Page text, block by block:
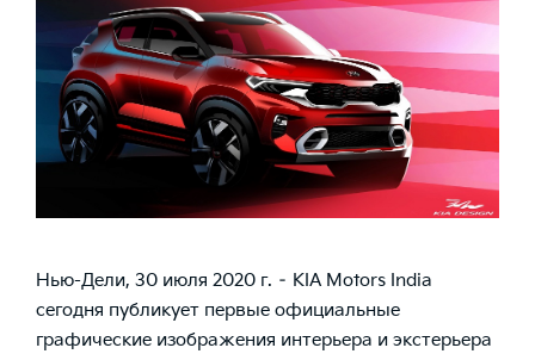
Нью-Дели, 30 июля 2020 г. – KIA Motors India
сегодня публикует первые официальные
графические изображения интерьера и экстерьера